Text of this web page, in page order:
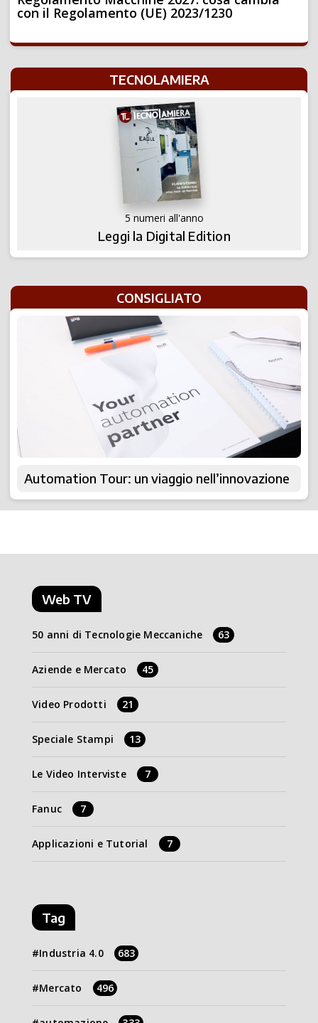
con il Regolamento (UE) 2023/1230
TECNOLAMIERA
5 numeri all'anno
Leggi la Digital Edition
CONSIGLIATO
Automation Tour: un viaggio nell’innovazione
Web TV
50 anni di Tecnologie Meccaniche 63
Aziende e Mercato 45
Video Prodotti 21
Speciale Stampi 13
Le Video Interviste 7
Fanuc 7
Applicazioni e Tutorial 7
Tag
Industria 4.0 683
Mercato 496